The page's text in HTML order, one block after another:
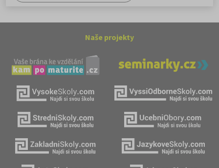
Naše projekty